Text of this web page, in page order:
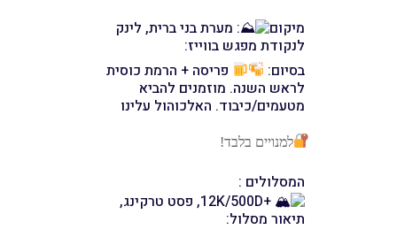
מיקום
: מערת בני ברית, לינק
לנקודת מפגש בווייז:
בסיום:
פריסה + הרמת כוסית
לראש השנה. מוזמנים להביא
מטעמים/כיבוד. האלכוהול עלינו
למנויים בלבד!
המסלולים :
+12K/500D, פסט טרקינג,
תיאור מסלול: